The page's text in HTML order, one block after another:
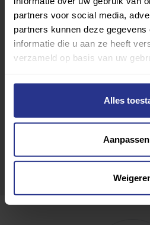
partners voor social media,
partners kunnen deze
informatie die u aan ze heeft
verzameld op basis van uw
Alles
Aanpassen